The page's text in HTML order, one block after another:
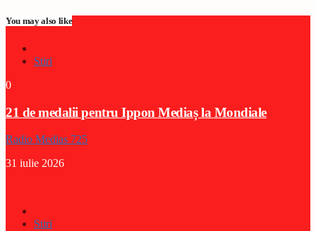
You may also like
Stiri
0
21 de medalii pentru Ippon Mediaș la Mondiale
Radio Medias 725
31 iulie 2026
Stiri